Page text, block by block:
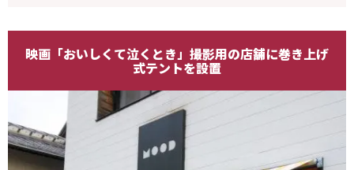
映画「おいしくて泣くとき」撮影用の店舗に巻き上げ
式テントを設置